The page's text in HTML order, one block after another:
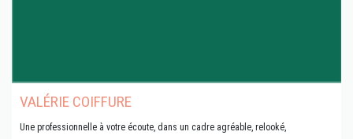
VALÉRIE COIFFURE
Une professionnelle à votre écoute, dans un cadre agréable, relooké,